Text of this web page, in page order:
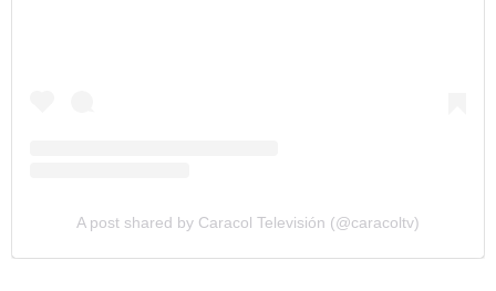
A post shared by Caracol Televisión (@caracoltv)